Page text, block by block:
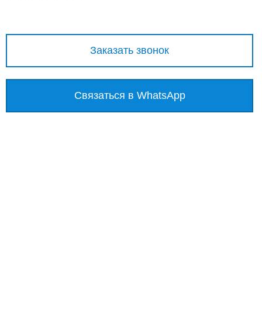
Заказать звонок
Связаться в WhatsApp